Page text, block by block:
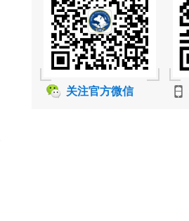
关注官方微信